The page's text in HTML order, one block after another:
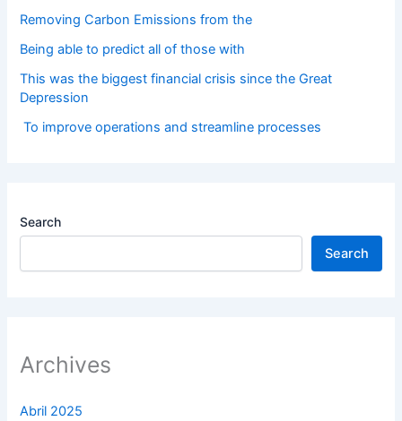
Removing Carbon Emissions from the
Being able to predict all of those with
This was the biggest financial crisis since the Great
Depression
To improve operations and streamline processes
Search
Search
Archives
Abril 2025